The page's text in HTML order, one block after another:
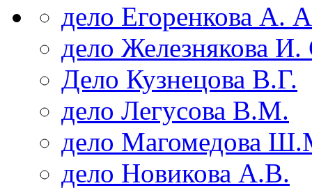
дело Егоренкова А.
дело Железнякова И.
Дело Кузнецова В.Г.
дело Легусова В.М.
дело Магомедова
дело Новикова А.В.